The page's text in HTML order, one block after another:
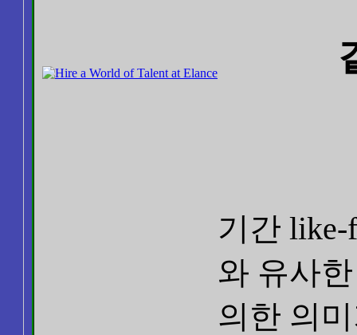
기간
와 유사
의한 의